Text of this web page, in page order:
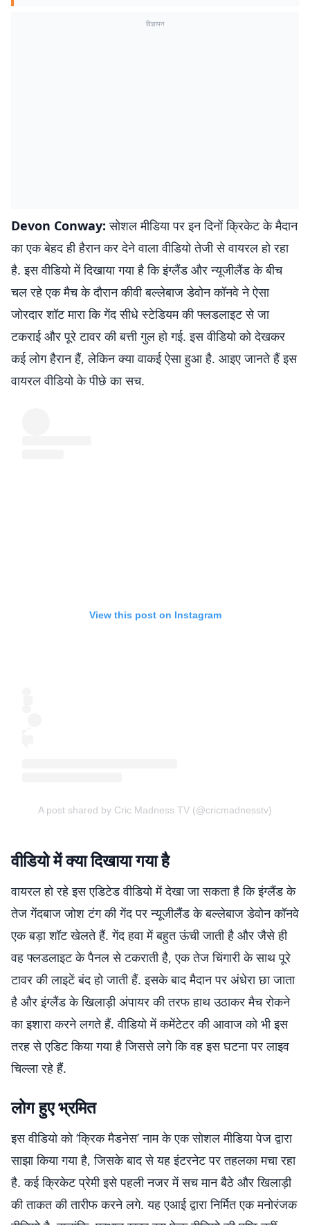
विज्ञापन
Devon Conway: सोशल मीडिया पर इन दिनों क्रिकेट के मैदान
का एक बेहद ही हैरान कर देने वाला वीडियो तेजी से वायरल हो रहा
है. इस वीडियो में दिखाया गया है कि इंग्लैंड और न्यूजीलैंड के बीच
चल रहे एक मैच के दौरान कीवी बल्लेबाज डेवोन कॉनवे ने ऐसा
जोरदार शॉट मारा कि गेंद सीधे स्टेडियम की फ्लडलाइट से जा
टकराई और पूरे टावर की बत्ती गुल हो गई. इस वीडियो को देखकर
कई लोग हैरान हैं, लेकिन क्या वाकई ऐसा हुआ है. आइए जानते हैं इस
वायरल वीडियो के पीछे का सच.
View this post on Instagram
A post shared by Cric Madness TV (@cricmadnesstv)
वीडियो में क्या दिखाया गया है
वायरल हो रहे इस एडिटेड वीडियो में देखा जा सकता है कि इंग्लैंड के
तेज गेंदबाज जोश टंग की गेंद पर न्यूजीलैंड के बल्लेबाज डेवोन कॉनवे
एक बड़ा शॉट खेलते हैं. गेंद हवा में बहुत ऊंची जाती है और जैसे ही
वह फ्लडलाइट के पैनल से टकराती है, एक तेज चिंगारी के साथ पूरे
टावर की लाइटें बंद हो जाती हैं. इसके बाद मैदान पर अंधेरा छा जाता
है और इंग्लैंड के खिलाड़ी अंपायर की तरफ हाथ उठाकर मैच रोकने
का इशारा करने लगते हैं. वीडियो में कमेंटेटर की आवाज को भी इस
तरह से एडिट किया गया है जिससे लगे कि वह इस घटना पर लाइव
चिल्ला रहे हैं.
लोग हुए भ्रमित
इस वीडियो को ‘क्रिक मैडनेस’ नाम के एक सोशल मीडिया पेज द्वारा
साझा किया गया है, जिसके बाद से यह इंटरनेट पर तहलका मचा रहा
है. कई क्रिकेट प्रेमी इसे पहली नजर में सच मान बैठे और खिलाड़ी
की ताकत की तारीफ करने लगे. यह एआई द्वारा निर्मित एक मनोरंजक